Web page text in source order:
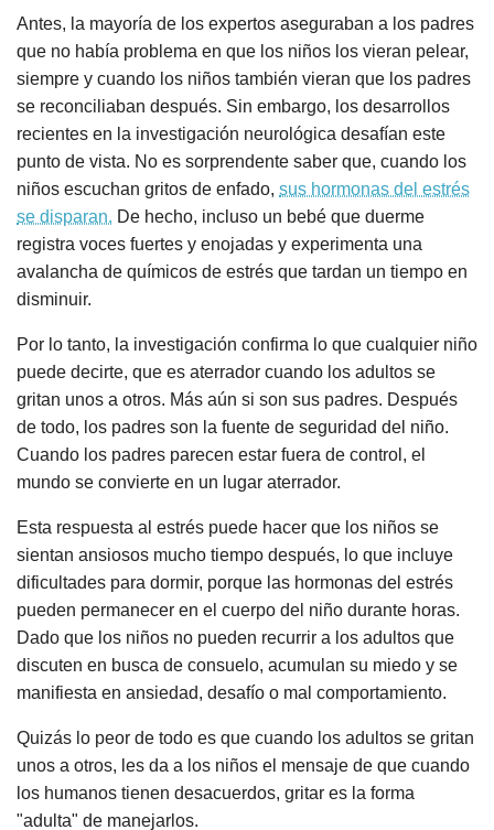
Antes, la mayoría de los expertos aseguraban a los padres
que no había problema en que los niños los vieran pelear,
siempre y cuando los niños también vieran que los padres
se reconciliaban después. Sin embargo, los desarrollos
recientes en la investigación neurológica desafían este
punto de vista. No es sorprendente saber que, cuando los
niños escuchan gritos de enfado, sus hormonas del estrés
se disparan. De hecho, incluso un bebé que duerme
registra voces fuertes y enojadas y experimenta una
avalancha de químicos de estrés que tardan un tiempo en
disminuir.
Por lo tanto, la investigación confirma lo que cualquier niño
puede decirte, que es aterrador cuando los adultos se
gritan unos a otros. Más aún si son sus padres. Después
de todo, los padres son la fuente de seguridad del niño.
Cuando los padres parecen estar fuera de control, el
mundo se convierte en un lugar aterrador.
Esta respuesta al estrés puede hacer que los niños se
sientan ansiosos mucho tiempo después, lo que incluye
dificultades para dormir, porque las hormonas del estrés
pueden permanecer en el cuerpo del niño durante horas.
Dado que los niños no pueden recurrir a los adultos que
discuten en busca de consuelo, acumulan su miedo y se
manifiesta en ansiedad, desafío o mal comportamiento.
Quizás lo peor de todo es que cuando los adultos se gritan
unos a otros, les da a los niños el mensaje de que cuando
los humanos tienen desacuerdos, gritar es la forma
"adulta" de manejarlos.